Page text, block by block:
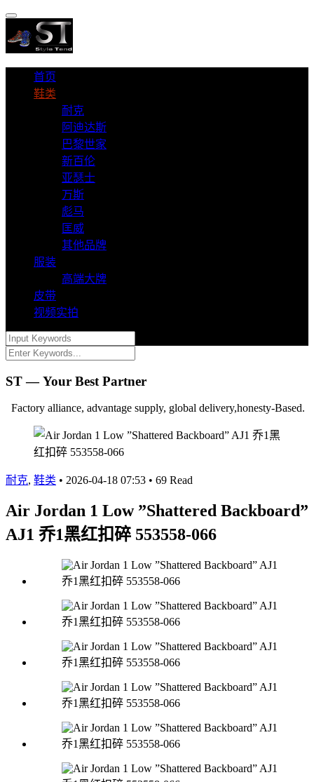
首页
鞋类
耐克
阿迪达斯
巴黎世家
新百伦
亚瑟士
万斯
彪马
匡威
其他品牌
服装
高端大牌
皮带
视频实拍
ST — Your Best Partner
Factory alliance, advantage supply, global delivery,honesty-Based.
耐克, 鞋类 • 2026-04-18 07:53 • 69 Read
Air Jordan 1 Low ”Shattered Backboard”
AJ1 乔1黑红扣碎 553558-066